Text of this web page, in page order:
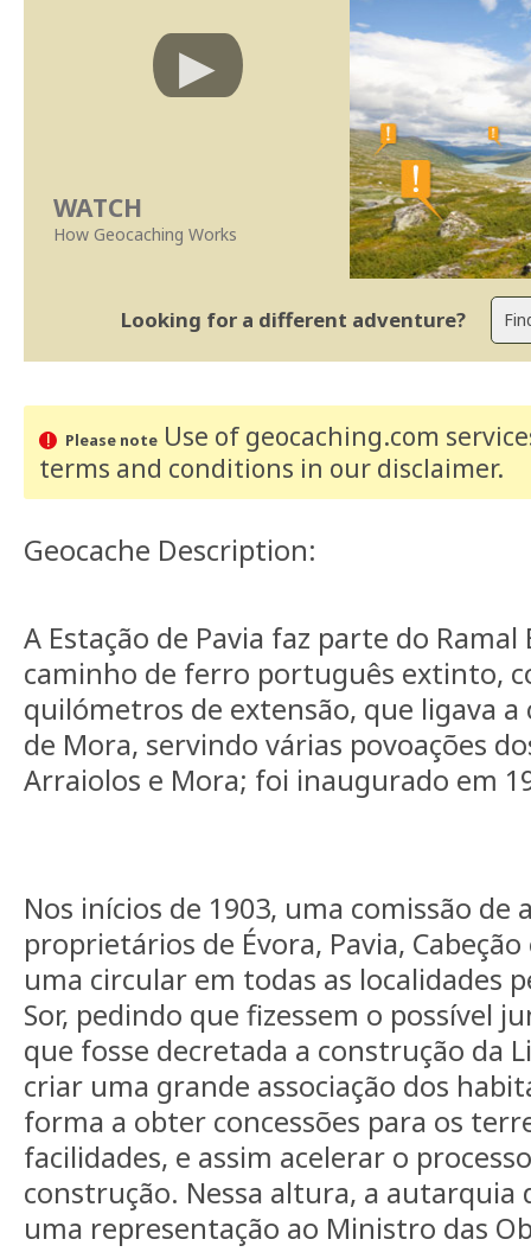
WATCH
How Geocaching Works
Looking for a different adventure?
Please noteUse of geocaching.com
terms and conditions in our disclaimer.
Geocache Description:
A Estação de Pavia faz parte do
caminho de ferro português extinto,
quilómetros de extensão, que ligava a
de Mora, servindo várias povoações
Arraiolos e Mora; foi inaugurado em
Nos inícios de 1903, uma comissão de
proprietários de Évora, Pavia,
uma circular em todas as localidades
Sor, pedindo que fizessem o possível
que fosse decretada a construção da
criar uma grande associação dos
forma a obter concessões para os
facilidades, e assim acelerar o
construção. Nessa altura, a autarquia
uma representação ao Ministro das